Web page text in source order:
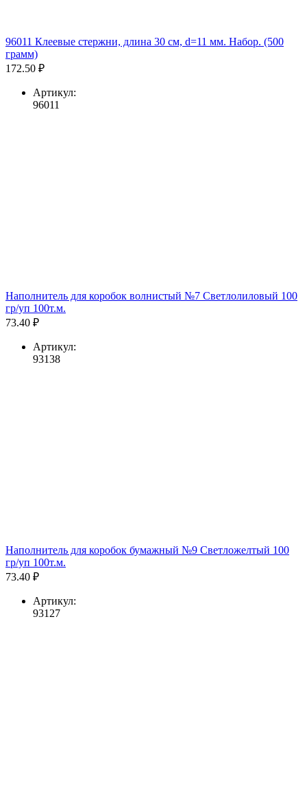
96011 Клеевые стержни, длина 30 см, d=11 мм. Набор. (500
грамм)
172.50 ₽
Артикул:
96011
Наполнитель для коробок волнистый №7 Светлолиловый 100
гр/уп 100т.м.
73.40 ₽
Артикул:
93138
Наполнитель для коробок бумажный №9 Светложелтый 100
гр/уп 100т.м.
73.40 ₽
Артикул:
93127